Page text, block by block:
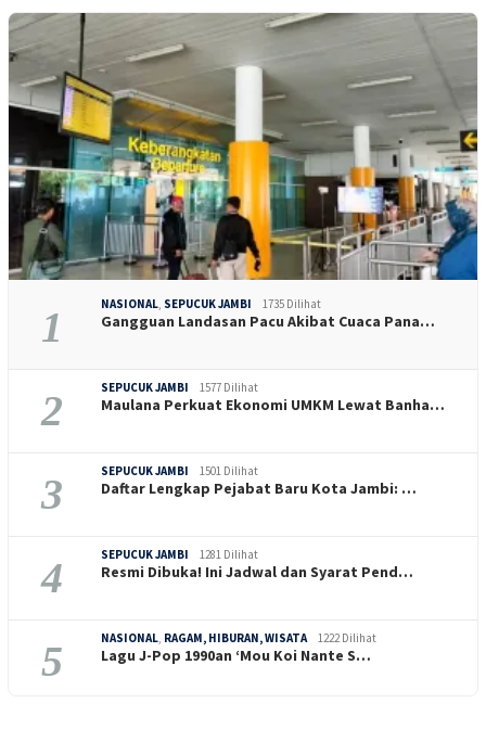
1 NASIONAL, SEPUCUK JAMBI 1735 Dilihat
Gangguan Landasan Pacu Akibat Cuaca Pana…
2 SEPUCUK JAMBI 1577 Dilihat
Maulana Perkuat Ekonomi UMKM Lewat Banha…
3 SEPUCUK JAMBI 1501 Dilihat
Daftar Lengkap Pejabat Baru Kota Jambi: …
4 SEPUCUK JAMBI 1281 Dilihat
Resmi Dibuka! Ini Jadwal dan Syarat Pend…
5 NASIONAL, RAGAM, HIBURAN, WISATA 1222 Dilihat
Lagu J-Pop 1990an ‘Mou Koi Nante S…